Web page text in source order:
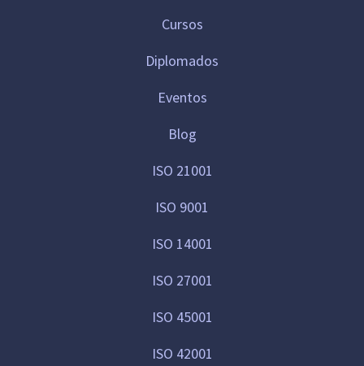
Cursos
Diplomados
Eventos
Blog
ISO 21001
ISO 9001
ISO 14001
ISO 27001
ISO 45001
ISO 42001